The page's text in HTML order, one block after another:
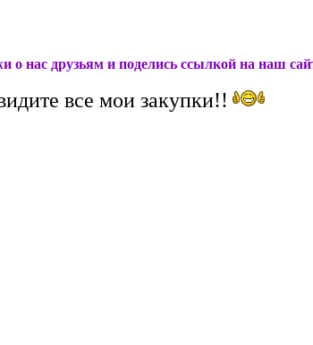
о нас друзьям и поделись ссылкой на наш
все мои закупки!!